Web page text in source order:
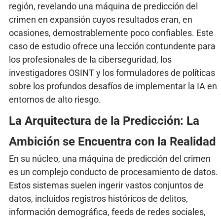
región, revelando una máquina de predicción del
crimen en expansión cuyos resultados eran, en
ocasiones, demostrablemente poco confiables. Este
caso de estudio ofrece una lección contundente para
los profesionales de la ciberseguridad, los
investigadores OSINT y los formuladores de políticas
sobre los profundos desafíos de implementar la IA en
entornos de alto riesgo.
La Arquitectura de la Predicción: La
Ambición se Encuentra con la Realidad
En su núcleo, una máquina de predicción del crimen
es un complejo conducto de procesamiento de datos.
Estos sistemas suelen ingerir vastos conjuntos de
datos, incluidos registros históricos de delitos,
información demográfica, feeds de redes sociales,